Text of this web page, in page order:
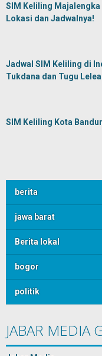
SIM Keliling Majalengka
Lokasi dan Jadwalnya!
Jadwal SIM Keliling di
Tukdana dan Tugu Lelea
SIM Keliling Kota
berita
jawa barat
Berita lokal
bogor
politik
JABAR MEDIA